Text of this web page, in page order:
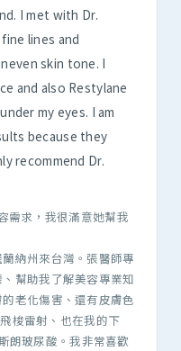
I met with Dr.
lines and
skin tone. I
and also Restylane
my eyes. I am
because they
recommend Dr.
需求，我很滿意她幫我
納州來台灣。張醫師專
幫助我了解美容專業知
老化傷害、還有皮膚色
梭雷射、也在我的下
朗玻尿酸。我非常喜歡